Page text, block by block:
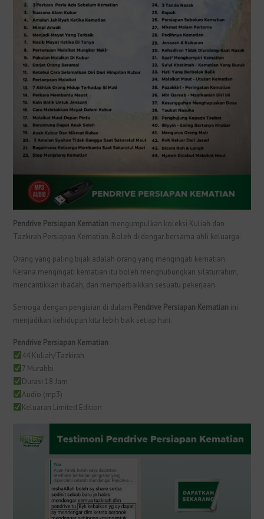
Pendrive Persiapan Kematian mengumpulkan koleksi Kuliah dan
Tazkirah Persiapan Kematian. Boleh di dengar bersama ahli keluarga.
Orang yang paling bijak adalah orang yang mengingati kematian.
Kerana mengingati kematian itu boleh menghubungkan silaturrahim,
mencantikkan ibadah, dan memperbaikkan sesuatu pekerjaan.
Semoga dengan pengisian di dalam Pendrive Persiapan Kematian ini
menjadikan kehidupan kita lebih baik setiap hari.
Pendrive Persiapan Kematian
44 Kuliah/Tazkirah
7 Murabbi
Durasi 18 Jam
Audio (mp3)
Keluaran Limited Edition